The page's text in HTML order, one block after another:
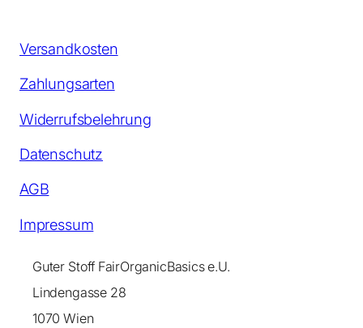
Versandkosten
Zahlungsarten
Widerrufsbelehrung
Datenschutz
AGB
Impressum
Guter Stoff FairOrganicBasics e.U.
Lindengasse 28
1070 Wien